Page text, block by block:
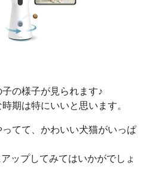
の様子が見られます♪
期は特にいいと思います。
てて、かわいい犬猫がいっぱ
ップしてみてはいかがでしょ